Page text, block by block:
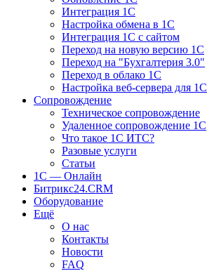
Интеграция 1С
Настройка обмена в 1С
Интеграция 1С с сайтом
Переход на новую версию 1С
Переход на "Бухгалтерия 3.0"
Переход в облако 1С
Настройка веб-сервера для 1С
Сопровождение
Техническое сопровождение
Удаленное сопровождение 1С
Что такое 1С ИТС?
Разовые услуги
Статьи
1С — Онлайн
Битрикс24.CRM
Оборудование
Ещё
О нас
Контакты
Новости
FAQ